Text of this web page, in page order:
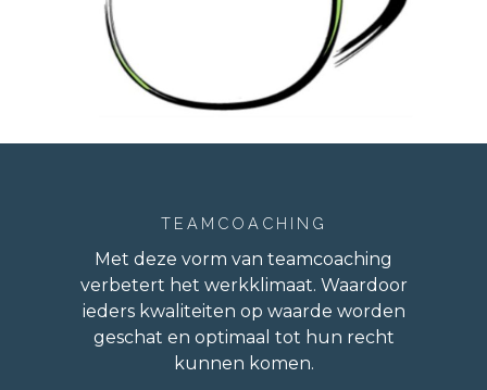
TEAMCOACHING
Met deze vorm van teamcoaching
verbetert het werkklimaat. Waardoor
ieders kwaliteiten op waarde worden
geschat en optimaal tot hun recht
kunnen komen.